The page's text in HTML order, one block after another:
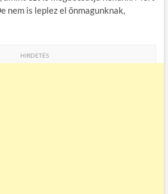
nem is leplez el önmagunknak,
HIRDETÉS